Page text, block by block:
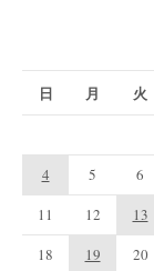
日 月 火
4
5 6
11
12 13
18
19 20